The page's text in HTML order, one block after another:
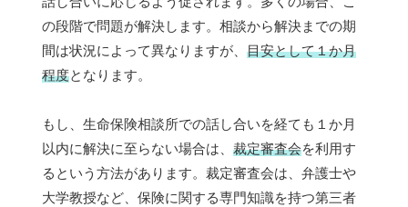
の段階で問題が解決します。相談から解決までの期
間は状況によって異なりますが、 目安として１か月
程度となります。
もし、生命保険相談所での話し合いを経ても１か月
以内に解決に至らない場合は、 裁定審査会を利用す
るという方法があります。裁定審査会は、弁護士や
大学教授など、保険に関する専門知識を持つ第三者